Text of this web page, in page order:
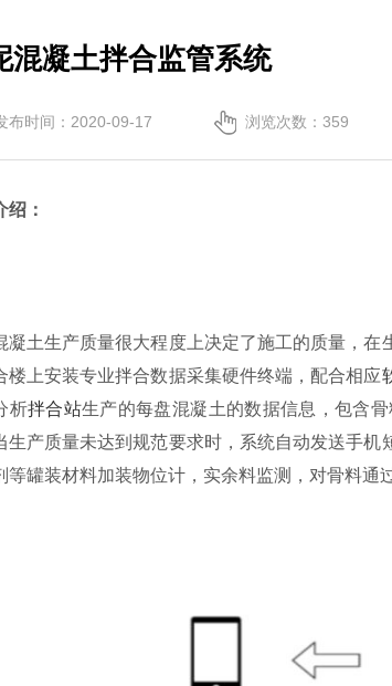
混凝土拌合监管系统
布时间：2020-09-17 浏览次数： 359
绍：
凝土生产质量很大程度上决定了施工的质量，
楼上安装专业拌合数据采集硬件终端，配合相应
析拌合站生产的每盘混凝土的数据信息，包含
生产质量未达到规范要求时，系统自动发送手
等罐装材料加装物位计，实余料监测，对骨料